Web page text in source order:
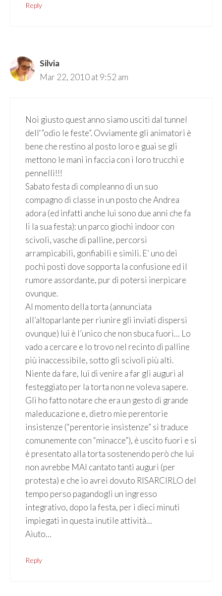
Reply
Silvia
Mar 22, 2010 at 9:52 am
Noi giusto quest anno siamo usciti dal tunnel
dell'”odio le feste”. Ovviamente gli animatori è
bene che restino al posto loro e guai se gli
mettono le mani in faccia con i loro trucchi e
pennelli!!!
Sabato festa di compleanno di un suo
compagno di classe in un posto che Andrea
adora (ed infatti anche lui sono due anni che fa
li la sua festa): un parco giochi indoor con
scivoli, vasche di palline, percorsi
arrampicabili, gonfiabili e simili. E’ uno dei
pochi posti dove sopporta la confusione ed il
rumore assordante, pur di potersi inerpicare
ovunque.
Al momento della torta (annunciata
all’altoparlante per riunire gli inviati dispersi
ovunque) lui è l’unico che non sbuca fuori… Lo
vado a cercare e lo trovo nel recinto di palline
più inaccessibile, sotto gli scivoli più alti.
Niente da fare, lui di venire a far gli auguri al
festeggiato per la torta non ne voleva sapere.
Gli ho fatto notare che era un gesto di grande
maleducazione e, dietro mie perentorie
insistenze (“perentorie insistenze” si traduce
comunemente con “minacce”), è uscito fuori e si
è presentato alla torta sostenendo però che lui
non avrebbe MAI cantato tanti auguri (per
protesta) e che io avrei dovuto RISARCIRLO del
tempo perso pagandogli un ingresso
integrativo, dopo la festa, per i dieci minuti
impiegati in questa inutile attività…
Aiuto…
Reply